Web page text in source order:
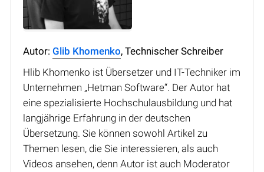
Autor: Glib Khomenko, Technischer Schreiber
Hlib Khomenko ist Übersetzer und IT-Techniker im
Unternehmen „Hetman Software“. Der Autor hat
eine spezialisierte Hochschulausbildung und hat
langjährige Erfahrung in der deutschen
Übersetzung. Sie können sowohl Artikel zu
Themen lesen, die Sie interessieren, als auch
Videos ansehen, denn Autor ist auch Moderator